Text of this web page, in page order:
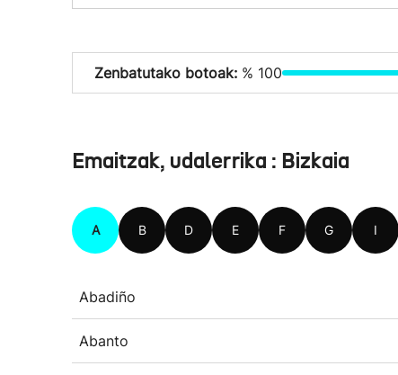
Zenbatutako botoak: % 100
Emaitzak, udalerrika : Bizkaia
A B D E F G I
Abadiño
Abanto